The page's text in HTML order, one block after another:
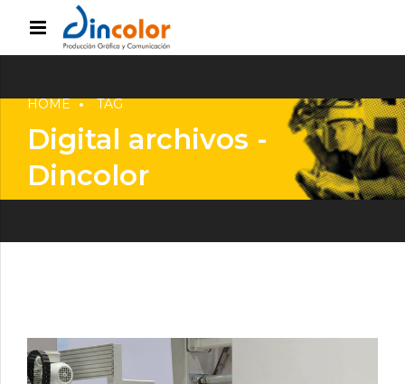
HOME TAG
Digital archivos -
Dincolor